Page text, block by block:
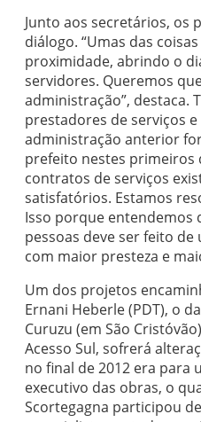
Junto aos secretários, os
diálogo. “Umas das
proximidade, abrindo o
servidores. Queremos
administração”, destaca.
prestadores de serviços
administração anterior
prefeito nestes primeiros
contratos de serviços
satisfatórios. Estamos
Isso porque entendemos
pessoas deve ser feito
com maior presteza e
Um dos projetos
Ernani Heberle (PDT), o
Curuzu (em São
Acesso Sul, sofrerá
no final de 2012 era para
executivo das obras, o
Scortegagna participou